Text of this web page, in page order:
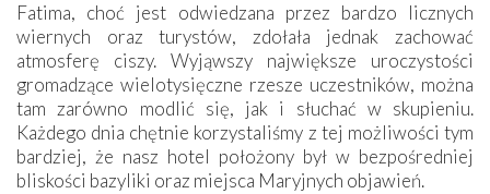
Fatima, choć jest odwiedzana przez bardzo licznych
wiernych oraz turystów, zdołała jednak zachować
atmosferę ciszy. Wyjąwszy największe uroczystości
gromadzące wielotysięczne rzesze uczestników, można
tam zarówno modlić się, jak i słuchać w skupieniu.
Każdego dnia chętnie korzystaliśmy z tej możliwości tym
bardziej, że nasz hotel położony był w bezpośredniej
bliskości bazyliki oraz miejsca Maryjnych objawień.